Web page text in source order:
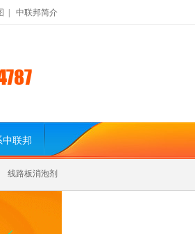
中联邦简介
中联邦
线路板消泡剂